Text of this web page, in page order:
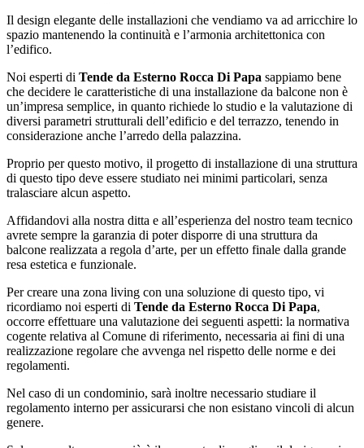
Il design elegante delle installazioni che vendiamo va ad arricchire lo
spazio mantenendo la continuità e l’armonia architettonica con
l’edifico.
Noi esperti di Tende da Esterno Rocca Di Papa sappiamo bene
che decidere le caratteristiche di una installazione da balcone non è
un’impresa semplice, in quanto richiede lo studio e la valutazione di
diversi parametri strutturali dell’edificio e del terrazzo, tenendo in
considerazione anche l’arredo della palazzina.
Proprio per questo motivo, il progetto di installazione di una struttura
di questo tipo deve essere studiato nei minimi particolari, senza
tralasciare alcun aspetto.
Affidandovi alla nostra ditta e all’esperienza del nostro team tecnico
avrete sempre la garanzia di poter disporre di una struttura da
balcone realizzata a regola d’arte, per un effetto finale dalla grande
resa estetica e funzionale.
Per creare una zona living con una soluzione di questo tipo, vi
ricordiamo noi esperti di Tende da Esterno Rocca Di Papa,
occorre effettuare una valutazione dei seguenti aspetti: la normativa
cogente relativa al Comune di riferimento, necessaria ai fini di una
realizzazione regolare che avvenga nel rispetto delle norme e dei
regolamenti.
Nel caso di un condominio, sarà inoltre necessario studiare il
regolamento interno per assicurarsi che non esistano vincoli di alcun
genere.